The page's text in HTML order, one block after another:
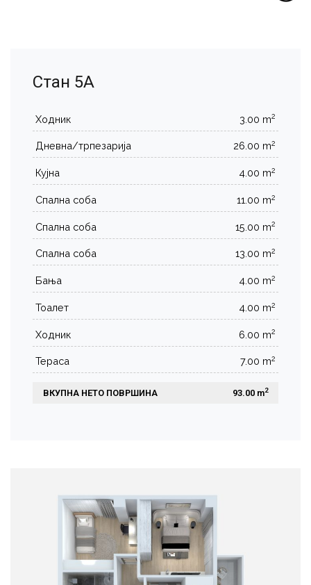
Стан 5А
Ходник 3.00 m2
Дневна/трпезарија 26.00 m2
Кујна 4.00 m2
Спална соба 11.00 m2
Спална соба 15.00 m2
Спална соба 13.00 m2
Бања 4.00 m2
Тоалет 4.00 m2
Ходник 6.00 m2
Тераса 7.00 m2
ВКУПНА НЕТО ПОВРШИНА 93.00 m2